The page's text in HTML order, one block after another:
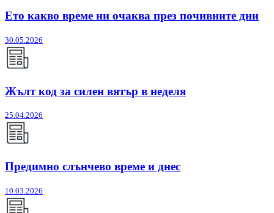
Ето какво време ни очаква през почивните дни
30.05.2026
Жълт код за силен вятър в неделя
25.04.2026
Предимно слънчево време и днес
10.03.2026